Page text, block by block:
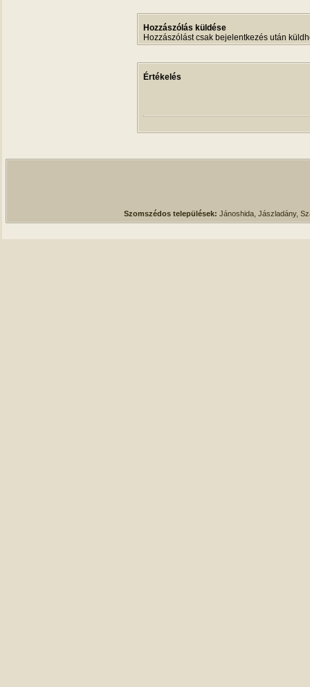
Hozzászólás küldése
Hozzászólást csak bejelentkezés után
Értékelés
Szomszédos települések: Jánoshida, Jászladány,